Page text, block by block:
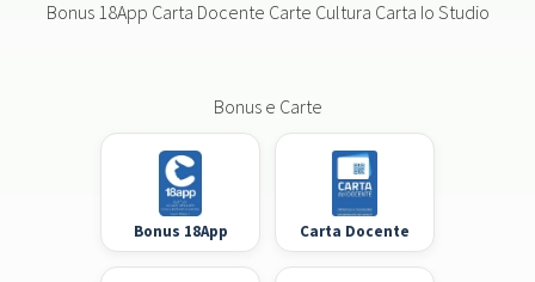
Bonus 18App Carta Docente Carte Cultura Carta Io Studio
Bonus e Carte
Bonus 18App Carta Docente